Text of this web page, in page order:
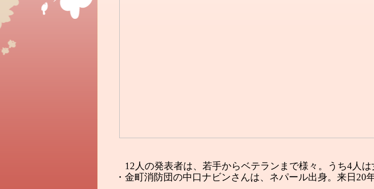
12人の発表者は、若手からベテランまで様々。うち4人
・金町消防団の中口ナビンさんは、ネパール出身。来日